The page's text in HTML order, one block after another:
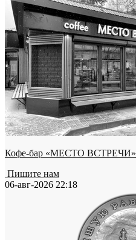
Кофе-бар «МЕСТО ВСТРЕЧИ»
Пишите нам
06-авг-2026 22:18